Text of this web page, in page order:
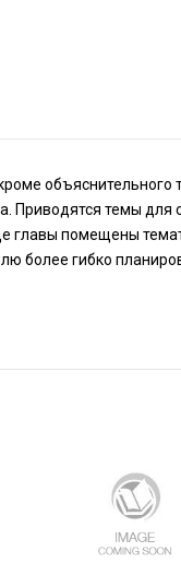
объяснительного
темы для
главы помещены
более гибко